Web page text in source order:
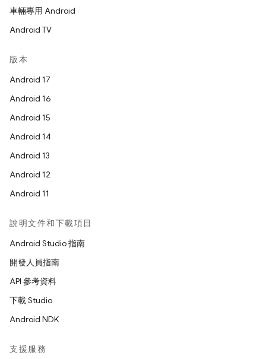
車輛專用 Android
Android TV
版本
Android 17
Android 16
Android 15
Android 14
Android 13
Android 12
Android 11
說明文件和下載項目
Android Studio 指南
開發人員指南
API 參考資料
下載 Studio
Android NDK
支援服務